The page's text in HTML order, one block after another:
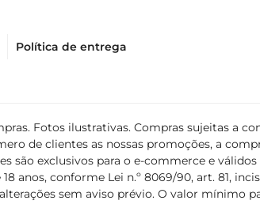
Política de entrega
Fotos ilustrativas. Compras sujeitas a
de clientes as nossas promoções, a
exclusivos para o e-commerce e
anos, conforme Lei n.º 8069/90, art. 81,
sem aviso prévio. O valor mínimo